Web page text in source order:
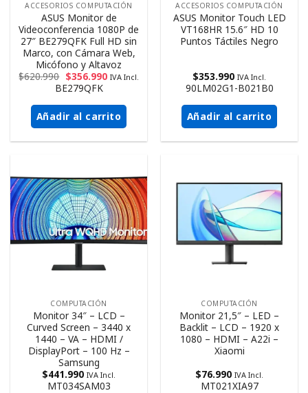
ACCESORIOS COMPUTACIÓN
ASUS Monitor de
Videoconferencia 1080P de
27″ BE279QFK Full HD sin
Marco, con Cámara Web,
Micófono y Altavoz
$620.990 $356.990 IVA Incl.
BE279QFK
Añadir al carrito
ACCESORIOS COMPUTACIÓN
ASUS Monitor Touch LED
VT168HR 15.6″ HD 10
Puntos Táctiles Negro
$353.990 IVA Incl.
90LM02G1-B021B0
Añadir al carrito
COMPUTACIÓN
Monitor 34″ – LCD –
Curved Screen – 3440 x
1440 – VA – HDMI /
DisplayPort – 100 Hz –
Samsung
$441.990 IVA Incl.
MT034SAM03
COMPUTACIÓN
Monitor 21,5″ – LED –
Backlit – LCD – 1920 x
1080 – HDMI – A22i –
Xiaomi
$76.990 IVA Incl.
MT021XIA97